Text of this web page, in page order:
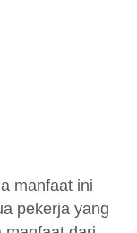
manfaat ini
pekerja yang